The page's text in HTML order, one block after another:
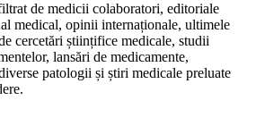
de medicii colaboratori, editoriale
medical, opinii internaționale, ultimele
cercetări științifice medicale, studii
lansări de medicamente,
patologii și știri medicale preluate